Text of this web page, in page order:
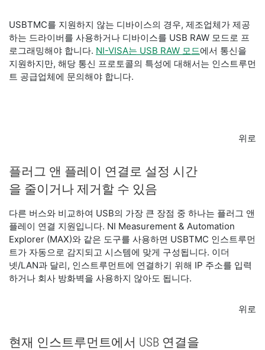
USBTMC를 지원하지 않는 디바이스의 경우, 제조업체가 제공
하는 드라이버를 사용하거나 디바이스를 USB RAW 모드로 프
로그래밍해야 합니다. NI-VISA는 USB RAW 모드에서 통신을
지원하지만, 해당 통신 프로토콜의 특성에 대해서는 인스트루먼
트 공급업체에 문의해야 합니다.
위로
플러그 앤 플레이 연결로 설정 시간
을 줄이거나 제거할 수 있음
다른 버스와 비교하여 USB의 가장 큰 장점 중 하나는 플러그 앤
플레이 연결 지원입니다. NI Measurement & Automation
Explorer (MAX)와 같은 도구를 사용하면 USBTMC 인스트루먼
트가 자동으로 감지되고 시스템에 맞게 구성됩니다. 이더
넷/LAN과 달리, 인스트루먼트에 연결하기 위해 IP 주소를 입력
하거나 회사 방화벽을 사용하지 않아도 됩니다.
위로
현재 인스트루먼트에서 USB 연결을